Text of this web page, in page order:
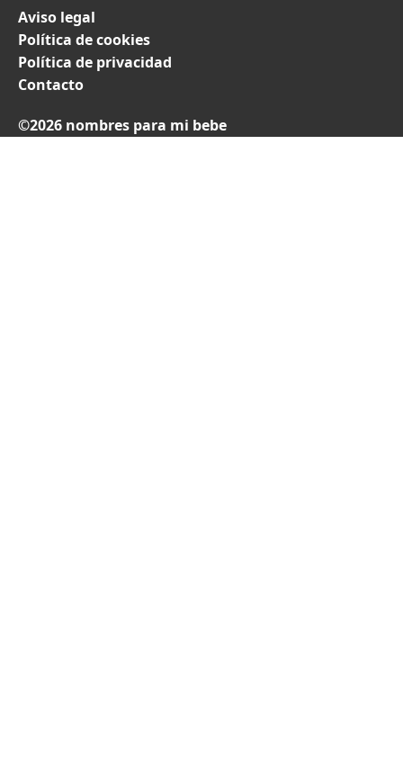
Aviso legal
Política de cookies
Política de privacidad
Contacto
©2026 nombres para mi bebe